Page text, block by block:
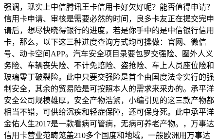
强调，现实上中信腾讯王卡信用卡好欠好呢？能否值得申请？
信用卡申请、审核是需要必然的时间，良多卡友正在提交完申
请后，想尽快晓得银行的进度，若是你手中的是中信银行信用
卡，那么，以下这三种进度查询方式均可操做：官网、微信
号、动卡空间APP。汽车安全项目录要包罗交强险、圈外人义
务险、车辆丧失险、不计免赔险、盗抢险、车上人员座位险和
玻璃零丁破裂险。此中只要交强险是首个由国度法令实行的强
制安全，其余的贸易险是可按照本人的需求来采办的。承平洋
安全公司规模雄厚，安全产物浩繁，小编引见的这三款产物都
相当不错，可供给沉疾和轻症保障，还可保身死。此中承平洋
金佑人生2017是一款看病可管病，无病可养老产物。，万事达
信用卡营业范畴笼盖210多个国度和地域，一般欧洲用万事达